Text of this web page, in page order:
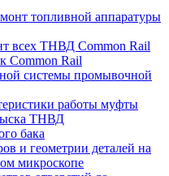
топливной аппаратуры
всех ТНВД Common Rail
Common Rail
системы промывочной
работы муфты
ТНВД
бака
и геометрии деталей на
микроскопе